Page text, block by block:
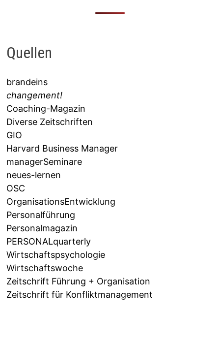
Quellen
brandeins
changement!
Coaching-Magazin
Diverse Zeitschriften
GIO
Harvard Business Manager
managerSeminare
neues-lernen
OSC
OrganisationsEntwicklung
Personalführung
Personalmagazin
PERSONALquarterly
Wirtschaftspsychologie
Wirtschaftswoche
Zeitschrift Führung + Organisation
Zeitschrift für Konfliktmanagement